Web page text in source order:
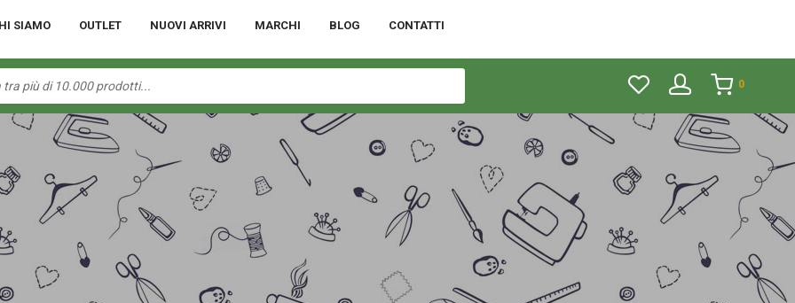
SIAMO OUTLET NUOVI ARRIVI MARCHI BLOG CONTATTI
0